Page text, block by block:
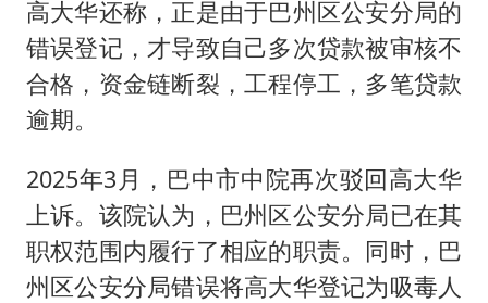
高大华还称，正是由于巴州区公安分局的
错误登记，才导致自己多次贷款被审核不
合格，资金链断裂，工程停工，多笔贷款
逾期。
2025年3月，巴中市中院再次驳回高大华
上诉。该院认为，巴州区公安分局已在其
职权范围内履行了相应的职责。同时，巴
州区公安分局错误将高大华登记为吸毒人